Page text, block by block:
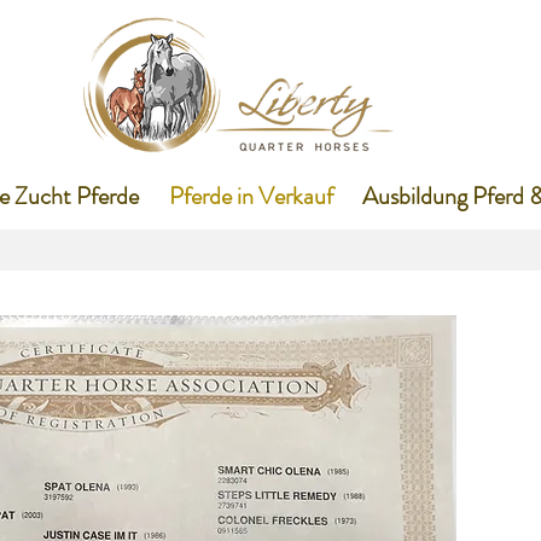
Zucht Pferde Pferde in Verkauf Ausbildung Pferd